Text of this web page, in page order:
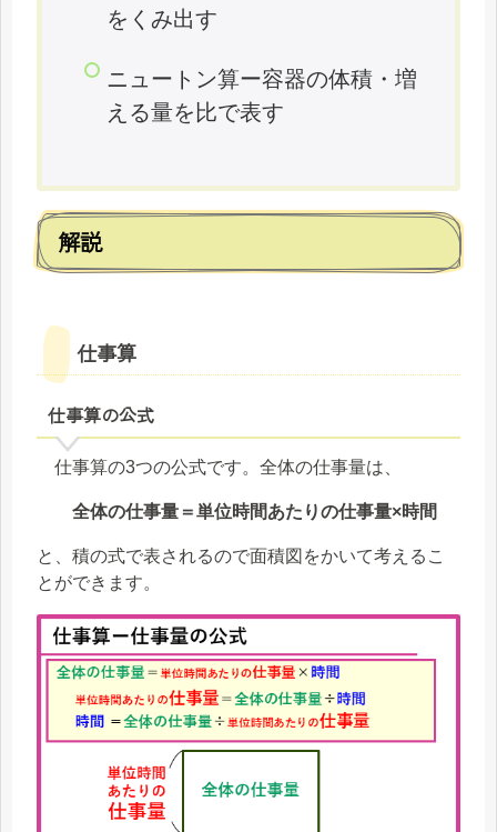
をくみ出す
ニュートン算ー容器の体積・増
える量を比で表す
解説
仕事算
仕事算の公式
仕事算の3つの公式です。全体の仕事量は、
全体の仕事量＝単位時間あたりの仕事量×時間
と、積の式で表されるので面積図をかいて考えるこ
とができます。